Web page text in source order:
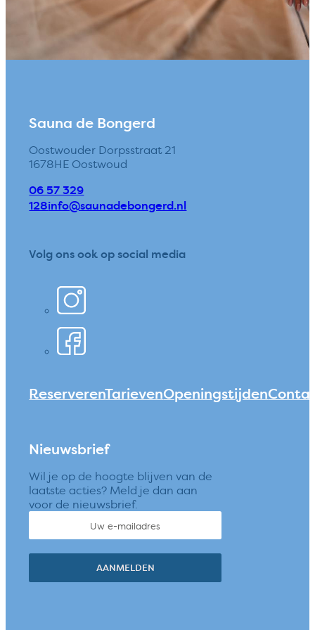
Sauna de Bongerd
Oostwouder Dorpsstraat 21
1678HE Oostwoud
06 57 329
128info@saunadebongerd.nl
Volg ons ook op social media
ReserverenTarievenOpeningstijden
Nieuwsbrief
Wil je op de hoogte blijven van de
laatste acties? Meld je dan aan
voor de nieuwsbrief.
AANMELDEN